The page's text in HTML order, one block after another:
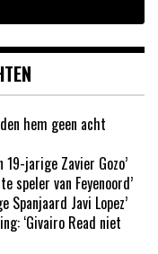
hem geen acht
jarige Zavier Gozo’
speler van Feyenoord’
Javi Lopez’
‘Givairo Read niet